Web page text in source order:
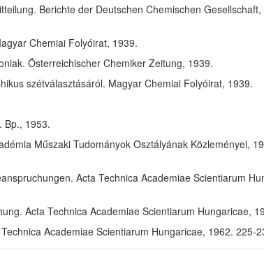
Berichte der Deutschen Chemischen
Chemiai Folyóirat, 1939.
Österreichischer Chemiker Zeitung, 1939.
szétválasztásáról. Magyar Chemiai Folyóirat, 1939.
Bp., 1953.
Műszaki Tudományok Osztályának Közleményei,
Acta Technica Academiae Scientiarum
Acta Technica Academiae Scientiarum Hungaricae,
Academiae Scientiarum Hungaricae, 1962. 225-